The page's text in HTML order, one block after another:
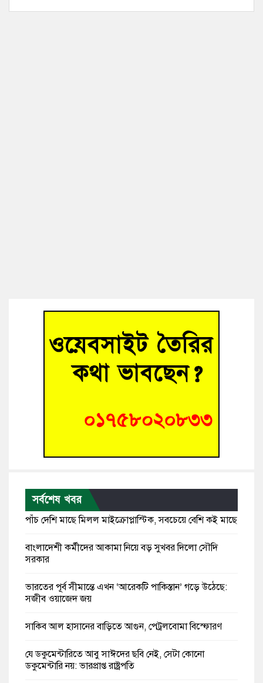
সর্বশেষ খবর
পাঁচ দেশি মাছে মিলল মাইক্রোপ্লাস্টিক, সবচেয়ে বেশি কই মাছে
বাংলাদেশী কর্মীদের আকামা নিয়ে বড় সুখবর দিলো সৌদি
সরকার
ভারতের পূর্ব সীমান্তে এখন ‘আরেকটি পাকিস্তান’ গড়ে উঠেছে:
সজীব ওয়াজেদ জয়
সাকিব আল হাসানের বাড়িতে আগুন, পেট্রলবোমা বিস্ফোরণ
যে ডকুমেন্টারিতে আবু সাঈদের ছবি নেই, সেটা কোনো
ডকুমেন্টারি নয়: ভারপ্রাপ্ত রাষ্ট্রপতি